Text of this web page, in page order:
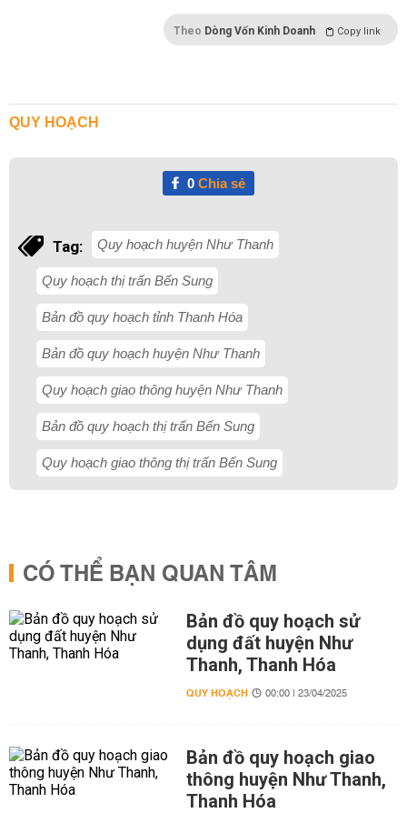
Theo Dòng Vốn Kinh Doanh Copy link
QUY HOẠCH
0Chia sẻ
Tag: Quy hoạch huyện Như Thanh
Quy hoạch thị trấn Bến Sung
Bản đồ quy hoạch tỉnh Thanh Hóa
Bản đồ quy hoạch huyện Như Thanh
Quy hoạch giao thông huyện Như Thanh
Bản đồ quy hoạch thị trấn Bến Sung
Quy hoạch giao thông thị trấn Bến Sung
CÓ THỂ BẠN QUAN TÂM
Bản đồ quy hoạch sử
dụng đất huyện Như
Thanh, Thanh Hóa
QUY HOẠCH 00:00 | 23/04/2025
Bản đồ quy hoạch giao
thông huyện Như Thanh,
Thanh Hóa